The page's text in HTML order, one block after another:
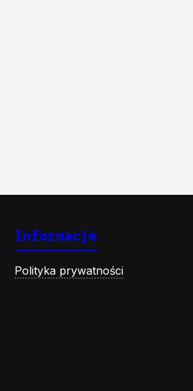
Informacje
Polityka prywatności